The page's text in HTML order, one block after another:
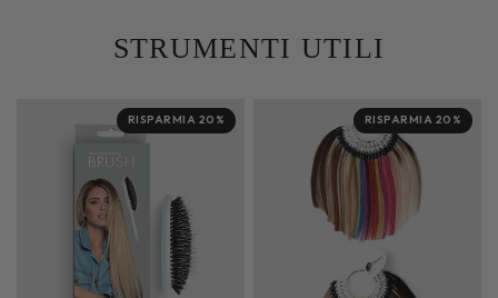
STRUMENTI UTILI
RISPARMIA 20% RISPARMIA 20%